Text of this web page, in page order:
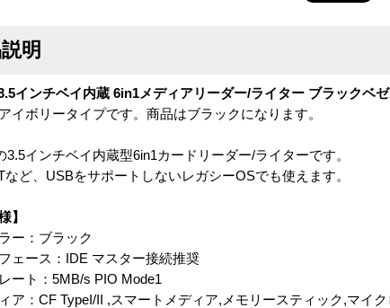
明
インチベイ内蔵 6in1メディアリーダー/ライター ブラックベ
イボリータイプです。商品はブラックになります。
3.5インチベイ内蔵型6in1カードリーダー/ライターです。
など、USBをサポートしないレガシーOSでも使えます。
】
ー：ブラック
ェース：IDE マスター接続推奨
ート：5MB/s PIO Mode1
ア：CF TypeI/II ,スマートメディア,メモリースティック,マイ